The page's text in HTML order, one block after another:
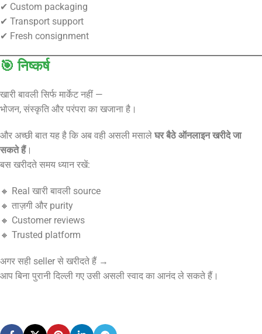
✔ Custom packaging
✔ Transport support
✔ Fresh consignment
🎯 निष्कर्ष
खारी बावली सिर्फ मार्केट नहीं —
भोजन, संस्कृति और परंपरा का खजाना है।
और अच्छी बात यह है कि अब वही असली मसाले घर बैठे ऑनलाइन खरीदे जा
सकते हैं।
बस खरीदते समय ध्यान रखें:
🔸 Real खारी बावली source
🔸 ताज़गी और purity
🔸 Customer reviews
🔸 Trusted platform
अगर सही seller से खरीदते हैं →
आप बिना पुरानी दिल्ली गए उसी असली स्वाद का आनंद ले सकते हैं।